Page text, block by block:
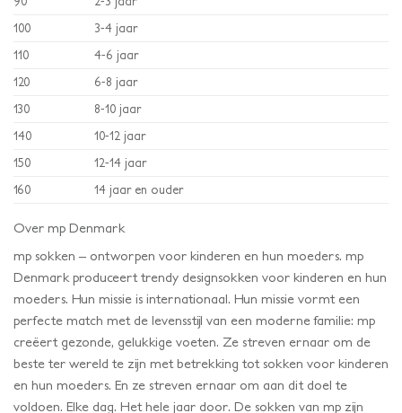
100
3-4 jaar
110
4-6 jaar
120
6-8 jaar
130
8-10 jaar
140
10-12 jaar
150
12-14 jaar
160
14 jaar en ouder
Over mp Denmark
mp sokken – ontworpen voor kinderen en hun moeders. mp
Denmark produceert trendy designsokken voor kinderen en hun
moeders. Hun missie is internationaal. Hun missie vormt een
perfecte match met de levensstijl van een moderne familie: mp
creëert gezonde, gelukkige voeten. Ze streven ernaar om de
beste ter wereld te zijn met betrekking tot sokken voor kinderen
en hun moeders. En ze streven ernaar om aan dit doel te
voldoen. Elke dag. Het hele jaar door. De sokken van mp zijn